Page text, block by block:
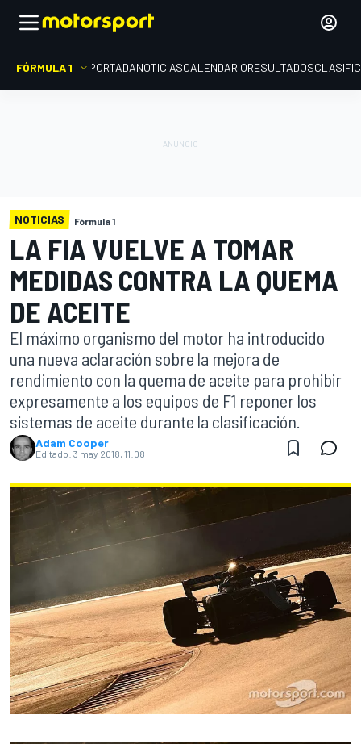
FÓRMULA 1 PORTADANOTICIASCALENDARIORESULTADOS
NOTICIAS Fórmula 1
LA FIA VUELVE A TOMAR
MEDIDAS CONTRA LA QUEMA
DE ACEITE
El máximo organismo del motor ha introducido
una nueva aclaración sobre la mejora de
rendimiento con la quema de aceite para prohibir
expresamente a los equipos de F1 reponer los
sistemas de aceite durante la clasificación.
Adam Cooper
Editado: 3 may 2018, 11:08